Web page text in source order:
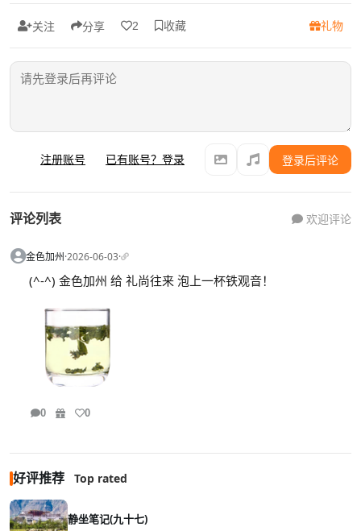
关注 分享 2 收藏 礼物
注册账号 已有账号？登录 登录后评论
评论列表 欢迎评论
金色加州·2026-06-03·
(^-^) 金色加州 给 礼尚往来 泡上一杯铁观音！
0 0
好评推荐 Top rated
静坐笔记(九十七)